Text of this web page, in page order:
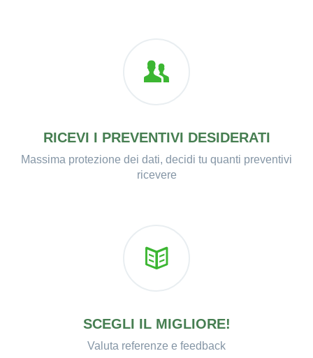
RICEVI I PREVENTIVI DESIDERATI
Massima protezione dei dati, decidi tu quanti preventivi
ricevere
SCEGLI IL MIGLIORE!
Valuta referenze e feedback